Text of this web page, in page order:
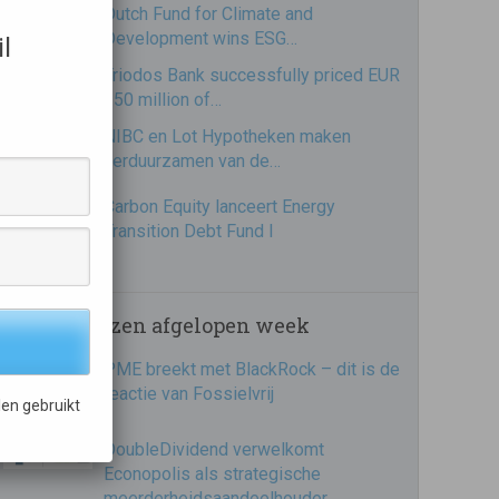
Dutch Fund for Climate and
Development wins ESG…
Triodos Bank successfully priced EUR
250 million of…
NIBC en Lot Hypotheken maken
verduurzamen van de…
Carbon Equity lanceert Energy
Transition Debt Fund I
Meest gelezen afgelopen week
PME breekt met BlackRock – dit is de
reactie van Fossielvrij
DoubleDividend verwelkomt
Econopolis als strategische
gebruikt